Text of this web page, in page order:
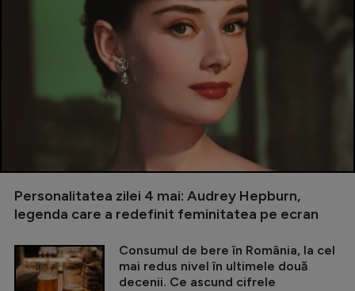
Personalitatea zilei 4 mai: Audrey Hepburn,
legenda care a redefinit feminitatea pe ecran
Consumul de bere în România, la cel
mai redus nivel în ultimele două
decenii. Ce ascund cifrele